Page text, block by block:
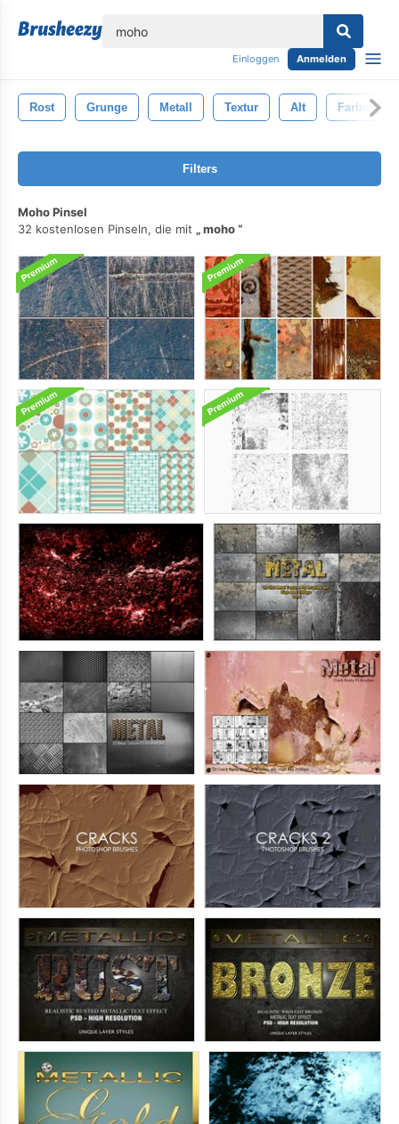
Einloggen Anmelden
Rost Grunge Metall Textur Alt Farbe
Filters
Moho Pinsel
32 kostenlosen Pinseln, die mit
moho